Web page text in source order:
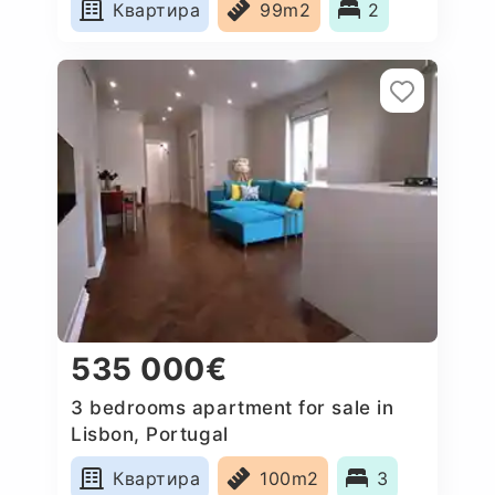
Квартира 99m2 2
535 000€
3 bedrooms apartment for sale in
Lisbon, Portugal
Квартира
100m2 3